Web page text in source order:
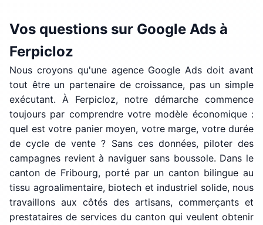
Vos questions sur Google Ads à
Ferpicloz
Nous croyons qu'une agence Google Ads doit avant
tout être un partenaire de croissance, pas un simple
exécutant. À Ferpicloz, notre démarche commence
toujours par comprendre votre modèle économique :
quel est votre panier moyen, votre marge, votre durée
de cycle de vente ? Sans ces données, piloter des
campagnes revient à naviguer sans boussole. Dans le
canton de Fribourg, porté par un canton bilingue au
tissu agroalimentaire, biotech et industriel solide, nous
travaillons aux côtés des artisans, commerçants et
prestataires de services du canton qui veulent obtenir